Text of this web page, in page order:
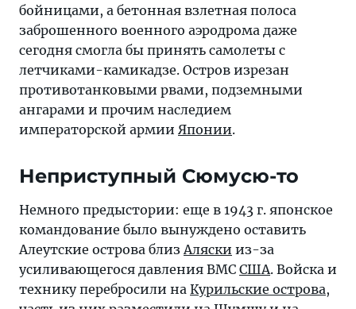
бойницами, а бетонная взлетная полоса
заброшенного военного аэродрома даже
сегодня смогла бы принять самолеты с
летчиками-камикадзе. Остров изрезан
противотанковыми рвами, подземными
ангарами и прочим наследием
императорской армии Японии.
Неприступный Сюмусю-то
Немного предыстории: еще в 1943 г. японское
командование было вынуждено оставить
Алеутские острова близАляски из-за
усиливающегося давления ВМС США. Войска и
технику перебросили на Курильские острова,